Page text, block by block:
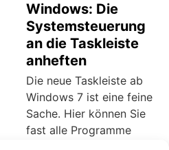
Windows: Die
Systemsteuerung
an die Taskleiste
anheften
Die neue Taskleiste ab
Windows 7 ist eine feine
Sache. Hier können Sie
fast alle Programme